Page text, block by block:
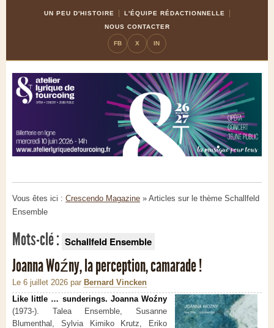
UN PEU D'HISTOIRE
L'ÉQUIPE RÉDACTIONNELLE
NOUS CONTACTER
FB X IN
Vous êtes ici : Crescendo Magazine » Articles sur le thème Schallfeld
Ensemble
Mots-clé : Schallfeld Ensemble
Joanna Woźny, la perception, camarade !
Le 6 juillet 2026 par Bernard Vincken
Like little … sunderings. Joanna Woźny
(1973-). Talea Ensemble, Susanne
Blumenthal, Sylvia Kimiko Krutz, Eriko